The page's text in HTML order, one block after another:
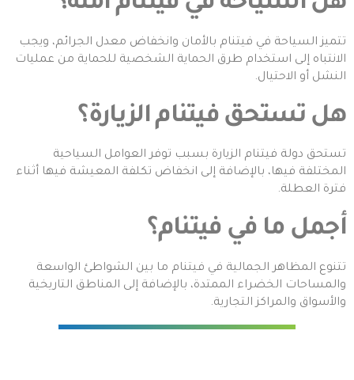
تتميز السياحة في فيتنام بالأمان وانخفاض معدل الجرائم، ويجب
الانتباه إلى استخدام طرق الحماية الشخصية للحماية من عمليات
النشل أو الاحتيال.
هل تستحق فيتنام الزيارة؟
تستحق دولة فيتنام الزيارة بسبب توفر العوامل السياحية
المختلفة فيها، بالإضافة إلى انخفاض تكلفة المعيشة فيها أثناء
فترة العطلة.
أجمل ما في فيتنام؟
تتنوع المظاهر الجمالية في فيتنام ما بين الشواطئ الواسعة
والمساحات الخضراء الممتدة، بالإضافة إلى المناطق التاريخية
والأسواق والمراكز التجارية.